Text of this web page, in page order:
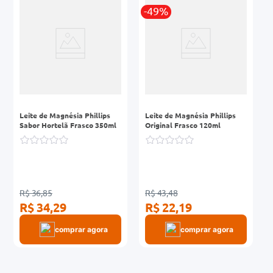
Leite de Magnésia Phillips
Sabor Hortelã Frasco 350ml
R$ 36,85
R$ 34,29
comprar agora
-49%
Leite de Magnésia Phillips
Original Frasco 120ml
R$ 43,48
R$ 22,19
comprar agora